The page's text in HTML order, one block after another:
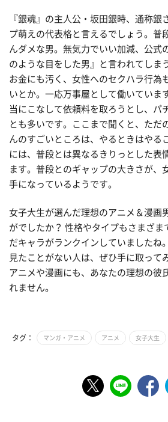
『銀魂』の主人公・坂田銀時、通称銀
プ萌えの代表格と言えるでしょう。普
んダメな男。無気力でいい加減、公式
のような目をした男』と言われてしま
お金にも汚く、女性へのセクハラ行為
いとか。一応万事屋として働いていま
当にこなして依頼料を取ろうとし、パ
とも多いです。ここまで聞くと、ただ
んのすごいところは、やるときはやる
には、普段とは異なるきりっとした表
ます。普段とのギャップの大きさが、
手になっているようです。
女子大生が選んだ理想のアニメ＆漫画
がでしたか？ 性格やタイプもさまざま
だキャラがランクインしていましたね
見たことがない人は、ぜひ手に取って
アニメや漫画にも、あなたの理想の彼
れません。
タグ： マンガ・アニメ アニメ 女子大生